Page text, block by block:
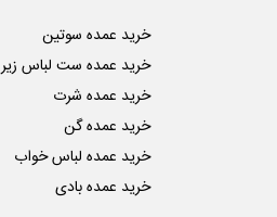
خرید عمده سوتین
خرید عمده ست لباس زیر
خرید عمده شرت
خرید عمده گن
خرید عمده لباس خواب
خرید عمده بادی